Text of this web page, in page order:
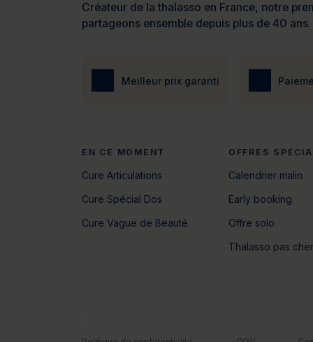
Créateur de la thalasso en France, notre
partageons ensemble depuis plus de 40 ans.
Meilleur prix garanti
EN CE MOMENT
Cure Articulations
Cure Spécial Dos
Cure Vague de Beauté
OFFRES
Calendrier malin
Early booking
Offre solo
Thalasso pas cher